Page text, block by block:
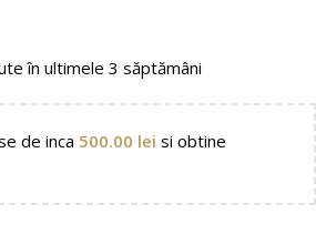
în ultimele 3 săptămâni
de inca 500.00 lei si obtine